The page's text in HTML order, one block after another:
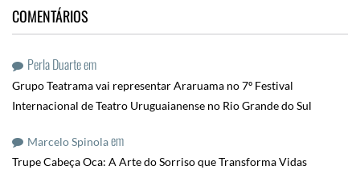
COMENTÁRIOS
Perla Duarteem
Grupo Teatrama vai representar Araruama no 7º Festival
Internacional de Teatro Uruguaianense no Rio Grande do Sul
Marcelo Spinolaem
Trupe Cabeça Oca: A Arte do Sorriso que Transforma Vidas